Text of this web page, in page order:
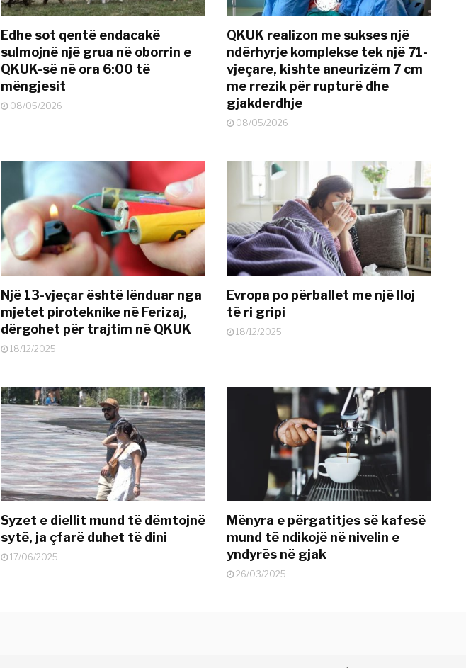
Edhe sot qentë endacakë
sulmojnë një grua në oborrin e
QKUK-së në ora 6:00 të
mëngjesit
08/05/2026
QKUK realizon me sukses një
ndërhyrje komplekse tek një 71-
vjeçare, kishte aneurizëm 7 cm
me rrezik për rupturë dhe
gjakderdhje
08/05/2026
Një 13-vjeçar është lënduar nga
mjetet piroteknike në Ferizaj,
dërgohet për trajtim në QKUK
18/12/2025
Evropa po përballet me një lloj
të ri gripi
18/12/2025
Syzet e diellit mund të dëmtojnë
sytë, ja çfarë duhet të dini
17/06/2025
Mënyra e përgatitjes së kafesë
mund të ndikojë në nivelin e
yndyrës në gjak
26/03/2025